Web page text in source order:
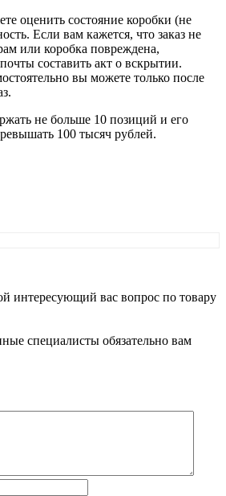
оценить состояние коробки (не
Если вам кажется, что заказ не
или коробка повреждена,
составить акт о вскрытии.
вы можете только после
не больше 10 позиций и его
100 тысяч рублей.
интересующий вас вопрос по товару
специалисты обязательно вам